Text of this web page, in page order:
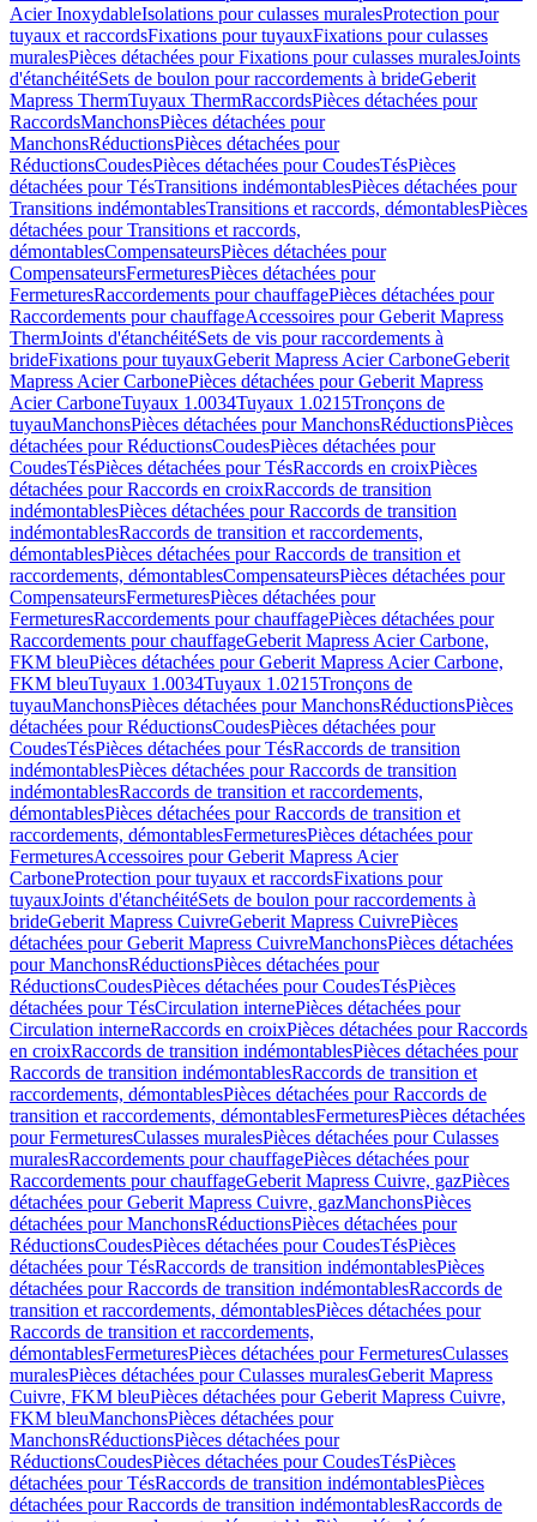
Acier InoxydableIsolations pour culasses muralesProtection pour
tuyaux et raccordsFixations pour tuyauxFixations pour culasses
muralesPièces détachées pour Fixations pour culasses muralesJoints
d'étanchéitéSets de boulon pour raccordements à brideGeberit
Mapress ThermTuyaux ThermRaccordsPièces détachées pour
RaccordsManchonsPièces détachées pour
ManchonsRéductionsPièces détachées pour
RéductionsCoudesPièces détachées pour CoudesTésPièces
détachées pour TésTransitions indémontablesPièces détachées pour
Transitions indémontablesTransitions et raccords, démontablesPièces
détachées pour Transitions et raccords,
démontablesCompensateursPièces détachées pour
CompensateursFermeturesPièces détachées pour
FermeturesRaccordements pour chauffagePièces détachées pour
Raccordements pour chauffageAccessoires pour Geberit Mapress
ThermJoints d'étanchéitéSets de vis pour raccordements à
brideFixations pour tuyauxGeberit Mapress Acier CarboneGeberit
Mapress Acier CarbonePièces détachées pour Geberit Mapress
Acier CarboneTuyaux 1.0034Tuyaux 1.0215Tronçons de
tuyauManchonsPièces détachées pour ManchonsRéductionsPièces
détachées pour RéductionsCoudesPièces détachées pour
CoudesTésPièces détachées pour TésRaccords en croixPièces
détachées pour Raccords en croixRaccords de transition
indémontablesPièces détachées pour Raccords de transition
indémontablesRaccords de transition et raccordements,
démontablesPièces détachées pour Raccords de transition et
raccordements, démontablesCompensateursPièces détachées pour
CompensateursFermeturesPièces détachées pour
FermeturesRaccordements pour chauffagePièces détachées pour
Raccordements pour chauffageGeberit Mapress Acier Carbone,
FKM bleuPièces détachées pour Geberit Mapress Acier Carbone,
FKM bleuTuyaux 1.0034Tuyaux 1.0215Tronçons de
tuyauManchonsPièces détachées pour ManchonsRéductionsPièces
détachées pour RéductionsCoudesPièces détachées pour
CoudesTésPièces détachées pour TésRaccords de transition
indémontablesPièces détachées pour Raccords de transition
indémontablesRaccords de transition et raccordements,
démontablesPièces détachées pour Raccords de transition et
raccordements, démontablesFermeturesPièces détachées pour
FermeturesAccessoires pour Geberit Mapress Acier
CarboneProtection pour tuyaux et raccordsFixations pour
tuyauxJoints d'étanchéitéSets de boulon pour raccordements à
brideGeberit Mapress CuivreGeberit Mapress CuivrePièces
détachées pour Geberit Mapress CuivreManchonsPièces détachées
pour ManchonsRéductionsPièces détachées pour
RéductionsCoudesPièces détachées pour CoudesTésPièces
détachées pour TésCirculation internePièces détachées pour
Circulation interneRaccords en croixPièces détachées pour Raccords
en croixRaccords de transition indémontablesPièces détachées pour
Raccords de transition indémontablesRaccords de transition et
raccordements, démontablesPièces détachées pour Raccords de
transition et raccordements, démontablesFermeturesPièces détachées
pour FermeturesCulasses muralesPièces détachées pour Culasses
muralesRaccordements pour chauffagePièces détachées pour
Raccordements pour chauffageGeberit Mapress Cuivre, gazPièces
détachées pour Geberit Mapress Cuivre, gazManchonsPièces
détachées pour ManchonsRéductionsPièces détachées pour
RéductionsCoudesPièces détachées pour CoudesTésPièces
détachées pour TésRaccords de transition indémontablesPièces
détachées pour Raccords de transition indémontablesRaccords de
transition et raccordements, démontablesPièces détachées pour
Raccords de transition et raccordements,
démontablesFermeturesPièces détachées pour FermeturesCulasses
muralesPièces détachées pour Culasses muralesGeberit Mapress
Cuivre, FKM bleuPièces détachées pour Geberit Mapress Cuivre,
FKM bleuManchonsPièces détachées pour
ManchonsRéductionsPièces détachées pour
RéductionsCoudesPièces détachées pour CoudesTésPièces
détachées pour TésRaccords de transition indémontablesPièces
détachées pour Raccords de transition indémontablesRaccords de